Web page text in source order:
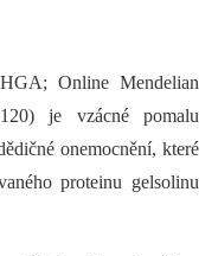
Online Mendelian
je vzácné pomalu
onemocnění, které
proteinu gelsolinu